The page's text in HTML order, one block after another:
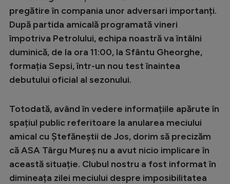
Clasamente
Tenis
Handbal
Formula 1
Gimnastică
Auto
Rugby
pregătire în compania unor adversari importanți.
După partida amicală programată vineri
împotriva Petrolului, echipa noastră va întâlni
duminică, de la ora 11:00, la Sfântu Gheorghe,
formația Sepsi, într-un nou test înaintea
debutului oficial al sezonului.
Totodată, având în vedere informațiile apărute în
spațiul public referitoare la anularea meciului
amical cu Ștefăneștii de Jos, dorim să precizăm
că ASA Târgu Mureș nu a avut nicio implicare în
această situație. Clubul nostru a fost informat în
dimineața zilei meciului despre imposibilitatea